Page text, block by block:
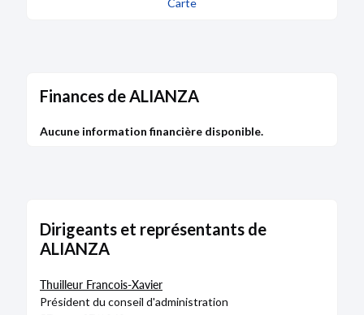
Carte
Finances de ALIANZA
Aucune information financière disponible.
Dirigeants et représentants de
ALIANZA
Thuilleur Francois-Xavier
Président du conseil d'administration